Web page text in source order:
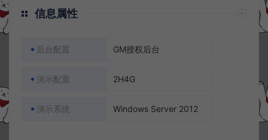
信息属性
后台配置 GM授权后台
演示配置 2H4G
演示系统 Windows Server 2012